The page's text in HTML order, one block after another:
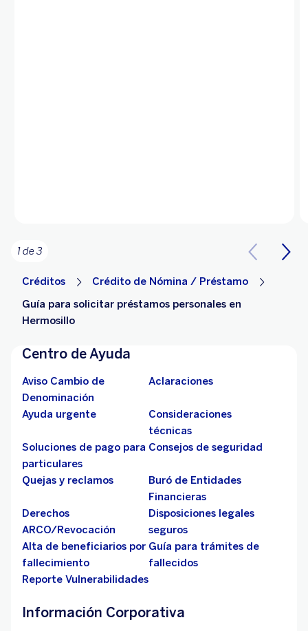
1 de 3
Créditos
Crédito de Nómina / Préstamo
Guía para solicitar préstamos personales en
Hermosillo
Centro de Ayuda
Aviso Cambio de
Denominación
Aclaraciones
Ayuda urgente
Consideraciones
técnicas
Soluciones de pago para
particulares
Consejos de seguridad
Quejas y reclamos
Buró de Entidades
Financieras
Derechos
ARCO/Revocación
Disposiciones legales
seguros
Alta de beneficiarios por
fallecimiento
Guía para trámites de
fallecidos
Reporte Vulnerabilidades
Información Corporativa